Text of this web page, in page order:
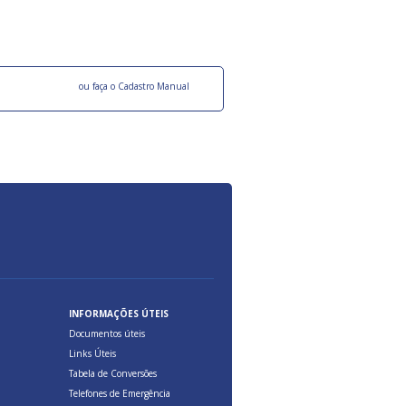
ou faça o Cadastro Manual
INFORMAÇÕES ÚTEIS
Documentos úteis
Links Úteis
Tabela de Conversões
Telefones de Emergência